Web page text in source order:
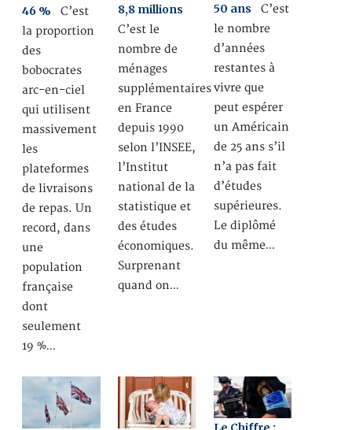
46 % C’est
la proportion
des
bobocrates
arc-en-ciel
qui utilisent
massivement
les
plateformes
de livraisons
de repas. Un
record, dans
une
population
française
dont
seulement
19 %…
8,8 millions
C’est le
nombre de
ménages
supplémentaires
en France
depuis 1990
selon l’INSEE,
l’Institut
national de la
statistique et
des études
économiques.
Surprenant
quand on…
50 ans C’est
le nombre
d’années
restantes à
vivre que
peut espérer
un Américain
de 25 ans s’il
n’a pas fait
d’études
supérieures.
Le diplômé
du même…